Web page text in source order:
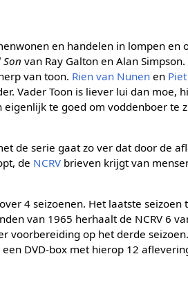
en handelen in lompen en
van Ray Galton en Alan Simpson.
van toon. Rien van Nunen en
Vader Toon is liever lui dan moe,
te goed om voddenboer te
de serie gaat zo ver dat door de
de NCRV brieven krijgt van
4 seizoenen. Het laatste seizoen
van 1965 herhaalt de NCRV 6
voorbereiding op het derde
DVD-box met hierop 12